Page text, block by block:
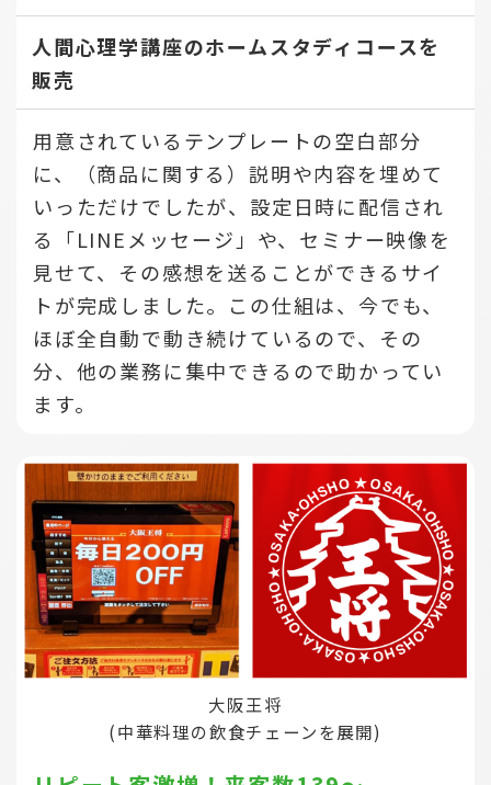
人間心理学講座のホームスタディコースを
販売
用意されているテンプレートの空白部分
に、（商品に関する）説明や内容を埋めて
いっただけでしたが、設定日時に配信され
る「LINEメッセージ」や、セミナー映像を
見せて、その感想を送ることができるサイ
トが完成しました。この仕組は、今でも、
ほぼ全自動で動き続けているので、その
分、他の業務に集中できるので助かってい
ます。
大阪王将
(中華料理の飲食チェーンを展開)